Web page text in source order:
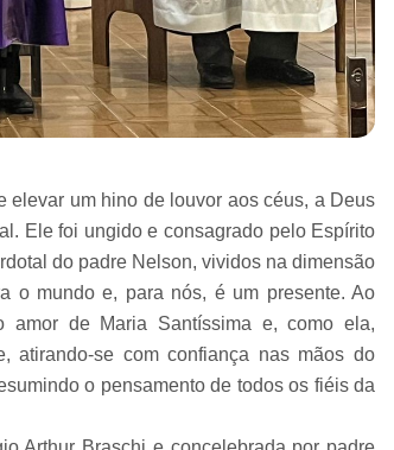
elevar um hino de louvor aos céus, a Deus
Ele foi ungido e consagrado pelo Espírito
do padre Nelson, vividos na dimensão
o mundo e, para nós, é um presente. Ao
de Maria Santíssima e, como ela,
atirando-se com confiança nas mãos do
o pensamento de todos os fiéis da